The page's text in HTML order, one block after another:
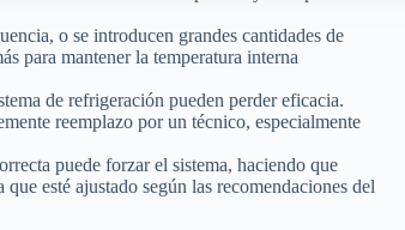
o se introducen grandes cantidades de
para mantener la temperatura interna
de refrigeración pueden perder eficacia.
reemplazo por un técnico, especialmente
puede forzar el sistema, haciendo que
esté ajustado según las recomendaciones del